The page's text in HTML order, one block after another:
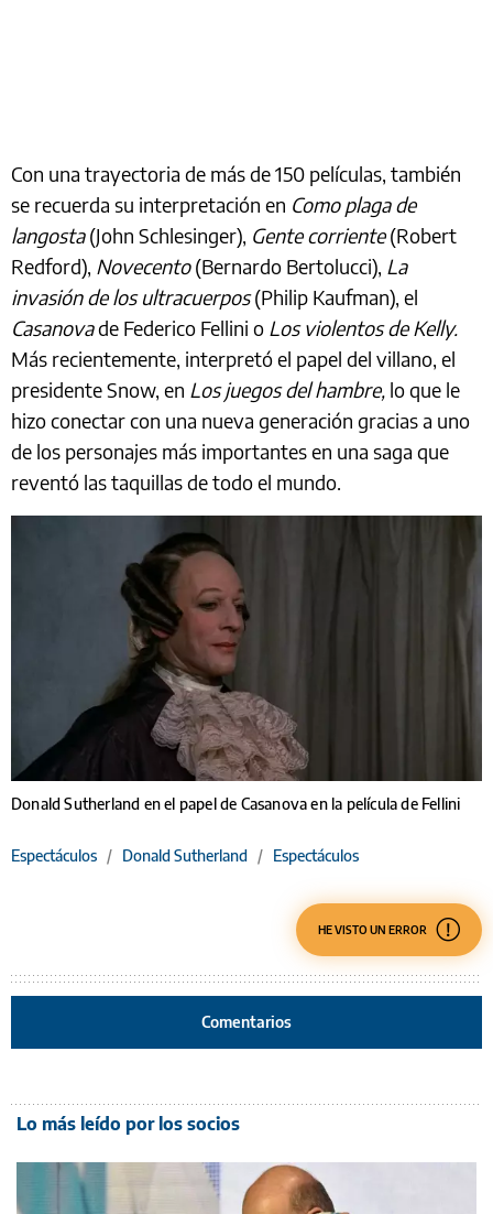
Con una trayectoria de más de 150 películas, también
se recuerda su interpretación en Como plaga de
langosta(John Schlesinger), Gente corriente(Robert
Redford), Novecento(Bernardo Bertolucci), La
invasión de los ultracuerpos(Philip Kaufman), el
Casanovade Federico Fellini o Los violentos de Kelly.
Más recientemente, interpretó el papel del villano, el
presidente Snow, en Los juegos del hambre, lo que le
hizo conectar con una nueva generación gracias a uno
de los personajes más importantes en una saga que
reventó las taquillas de todo el mundo.
Donald Sutherland en el papel de Casanova en la película de Fellini
Espectáculos / Donald Sutherland / Espectáculos
HE VISTO UN ERROR
Comentarios
Lo más leído por los socios